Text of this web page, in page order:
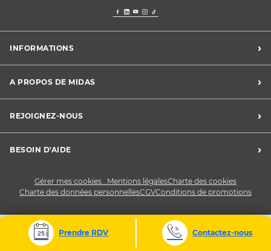
INFORMATIONS ›
Charte des cookies
Charte des données personnelles
CGV
Conditions de promotions
A PROPOS DE MIDAS ›
Midas France
Développement durable
REJOIGNEZ-NOUS ›
Devenez franchisé
BESOIN D'AIDE ›
Gérer mes cookies...Mentions légalesCharte des cookies
Charte des données personnellesCGVConditions de promotions
Prendre RDV Contactez-nous